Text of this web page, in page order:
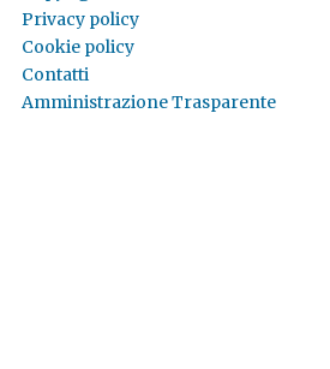
Privacy policy
Cookie policy
Contatti
Amministrazione Trasparente